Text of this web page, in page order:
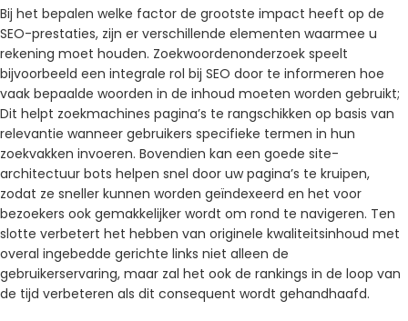
Bij het bepalen welke factor de grootste impact heeft op de
SEO-prestaties, zijn er verschillende elementen waarmee u
rekening moet houden. Zoekwoordenonderzoek speelt
bijvoorbeeld een integrale rol bij SEO door te informeren hoe
vaak bepaalde woorden in de inhoud moeten worden gebruikt;
Dit helpt zoekmachines pagina’s te rangschikken op basis van
relevantie wanneer gebruikers specifieke termen in hun
zoekvakken invoeren. Bovendien kan een goede site-
architectuur bots helpen snel door uw pagina’s te kruipen,
zodat ze sneller kunnen worden geïndexeerd en het voor
bezoekers ook gemakkelijker wordt om rond te navigeren. Ten
slotte verbetert het hebben van originele kwaliteitsinhoud met
overal ingebedde gerichte links niet alleen de
gebruikerservaring, maar zal het ook de rankings in de loop van
de tijd verbeteren als dit consequent wordt gehandhaafd.